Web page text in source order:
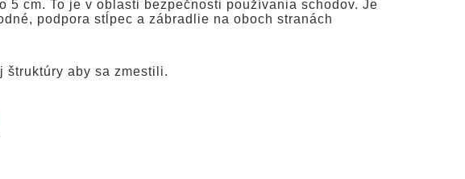
5 cm. To je v oblasti bezpečnosti používania schodov. Je
podpora stĺpec a zábradlie na oboch stranách
štruktúry aby sa zmestili.